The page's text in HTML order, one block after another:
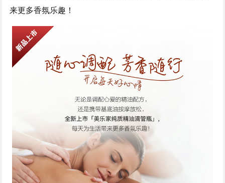
来更多香氛乐趣！